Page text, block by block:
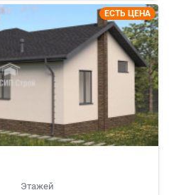
ЕСТЬ ЦЕНА
Этажей